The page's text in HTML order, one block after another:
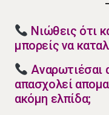
Νιώθεις ότι
μπορείς να
Αναρωτιέσαι
απασχολεί
ακόμη ελπίδα;